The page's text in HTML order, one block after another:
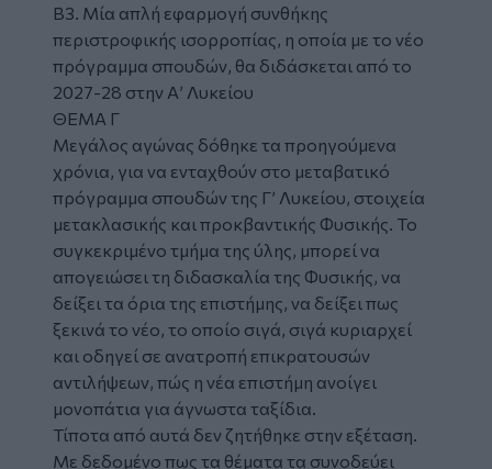
Β3. Μία απλή εφαρμογή συνθήκης
περιστροφικής ισορροπίας, η οποία με το νέο
πρόγραμμα σπουδών, θα διδάσκεται από το
2027-28 στην Α’ Λυκείου
ΘΕΜΑ Γ
Μεγάλος αγώνας δόθηκε τα προηγούμενα
χρόνια, για να ενταχθούν στο μεταβατικό
πρόγραμμα σπουδών της Γ’ Λυκείου, στοιχεία
μετακλασικής και προκβαντικής Φυσικής. Το
συγκεκριμένο τμήμα της ύλης, μπορεί να
απογειώσει τη διδασκαλία της Φυσικής, να
δείξει τα όρια της επιστήμης, να δείξει πως
ξεκινά το νέο, το οποίο σιγά, σιγά κυριαρχεί
και οδηγεί σε ανατροπή επικρατουσών
αντιλήψεων, πώς η νέα επιστήμη ανοίγει
μονοπάτια για άγνωστα ταξίδια.
Τίποτα από αυτά δεν ζητήθηκε στην εξέταση.
Με δεδομένο πως τα θέματα τα συνοδεύει